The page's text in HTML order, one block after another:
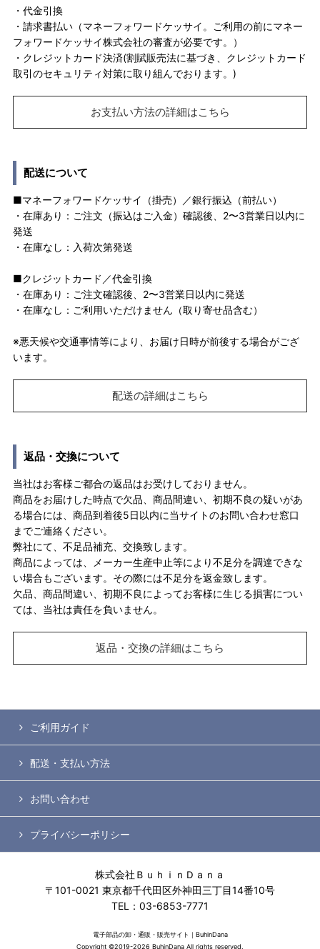
・代金引換
・請求書払い（マネーフォワードケッサイ。ご利用の前にマネー
フォワードケッサイ株式会社の審査が必要です。）
・クレジットカード決済(割賦販売法に基づき、クレジットカード
取引のセキュリティ対策に取り組んでおります。)
お支払い方法の詳細はこちら
配送について
■マネーフォワードケッサイ（掛売）／銀行振込（前払い）
・在庫あり：ご注文（振込はご入金）確認後、2〜3営業日以内に
発送
・在庫なし：入荷次第発送
■クレジットカード／代金引換
・在庫あり：ご注文確認後、2〜3営業日以内に発送
・在庫なし：ご利用いただけません（取り寄せ品含む）
※悪天候や交通事情等により、お届け日時が前後する場合がござ
います。
配送の詳細はこちら
返品・交換について
当社はお客様ご都合の返品はお受けしておりません。
商品をお届けした時点で欠品、商品間違い、初期不良の疑いがあ
る場合には、商品到着後5日以内に当サイトのお問い合わせ窓口
までご連絡ください。
弊社にて、不足品補充、交換致します。
商品によっては、メーカー生産中止等により不足分を調達できな
い場合もございます。その際には不足分を返金致します。
欠品、商品間違い、初期不良によってお客様に生じる損害につい
ては、当社は責任を負いません。
返品・交換の詳細はこちら
ご利用ガイド
配送・支払い方法
お問い合わせ
プライバシーポリシー
株式会社ＢｕｈｉｎＤａｎａ
〒101-0021 東京都千代田区外神田三丁目14番10号
TEL：03-6853-7771
電子部品の卸・通販・販売サイト｜BuhinDana
Copyright ©2019-2026 BuhinDana All rights reserved.